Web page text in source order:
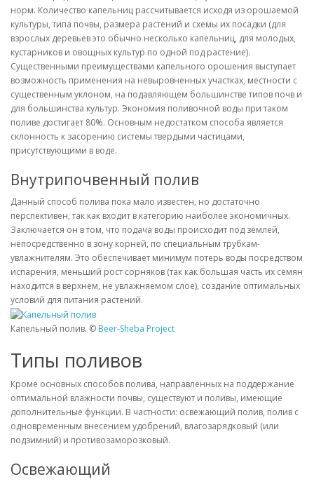
норм. Количество капельниц рассчитывается исходя из орошаемой
культуры, типа почвы, размера растений и схемы их посадки (для
взрослых деревьев это обычно несколько капельниц, для молодых,
кустарников и овощных культур по одной под растение).
Существенными преимуществами капельного орошения выступает
возможность применения на невыровненных участках, местности с
существенным уклоном, на подавляющем большинстве типов почв и
для большинства культур. Экономия поливочной воды при таком
поливе достигает 80%. Основным недостатком способа является
склонность к засорению системы твердыми частицами,
присутствующими в воде.
Внутрипочвенный полив
Данный способ полива пока мало известен, но достаточно
перспективен, так как входит в категорию наиболее экономичных.
Заключается он в том, что подача воды происходит под землей,
непосредственно в зону корней, по специальным трубкам-
увлажнителям. Это обеспечивает минимум потерь воды посредством
испарения, меньший рост сорняков (так как большая часть их семян
находится в верхнем, не увлажняемом слое), создание оптимальных
условий для питания растений.
Капельный полив. © Beer-Sheba Project
Типы поливов
Кроме основных способов полива, направленных на поддержание
оптимальной влажности почвы, существуют и поливы, имеющие
дополнительные функции. В частности: освежающий полив, полив с
одновременным внесением удобрений, влагозарядковый (или
подзимний) и противозаморозковый.
Освежающий